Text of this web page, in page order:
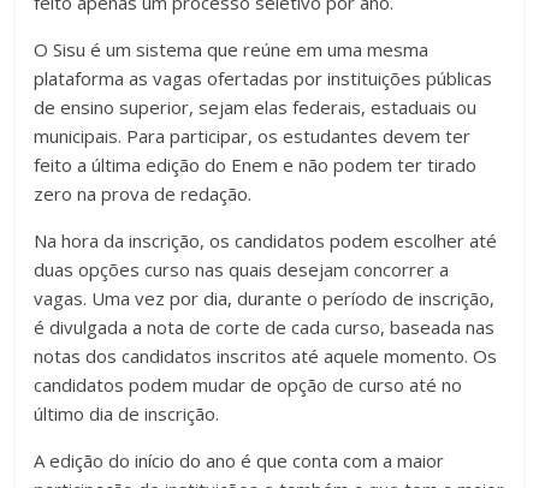
O Sisu é um sistema que reúne em uma mesma
plataforma as vagas ofertadas por instituições públicas
de ensino superior, sejam elas federais, estaduais ou
municipais. Para participar, os estudantes devem ter
feito a última edição do Enem e não podem ter tirado
zero na prova de redação.
Na hora da inscrição, os candidatos podem escolher até
duas opções curso nas quais desejam concorrer a
vagas. Uma vez por dia, durante o período de inscrição,
é divulgada a nota de corte de cada curso, baseada nas
notas dos candidatos inscritos até aquele momento. Os
candidatos podem mudar de opção de curso até no
último dia de inscrição.
A edição do início do ano é que conta com a maior